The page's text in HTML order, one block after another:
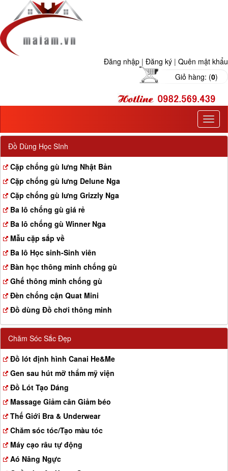
Đăng nhập | Đăng ký | Quên mật khẩu
Giỏ hàng: (0)
T
o
Đồ Dùng Học SInh
Cặp chống gù lưng Nhật Bản
Cặp chống gù lưng Delune Nga
Cặp chống gù lưng Grizzly Nga
Ba lô chống gù giá rẻ
Ba lô chống gù Winner Nga
Mẫu cặp sắp về
Ba lô Học sinh-Sinh viên
Bàn học thông minh chống gù
Ghế thông minh chống gù
Đèn chống cận Quat Mini
Đồ dùng Đồ chơi thông minh
Chăm Sóc Sắc Đẹp
Đồ lót định hình Canai He&Me
Gen sau hút mỡ thẩm mỹ viện
Đồ Lót Tạo Dáng
Massage Giảm cân Giảm béo
Thế Giới Bra & Underwear
Chăm sóc tóc/Tạo màu tóc
Máy cạo râu tự động
Aó Nâng Ngực